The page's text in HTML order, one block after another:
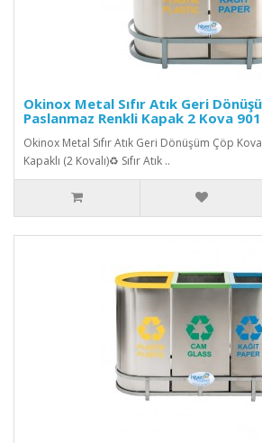
Okinox Metal Sıfır Atık Geri
Paslanmaz Renkli Kapak 2 Kova
Okinox Metal Sıfır Atık Geri Dönüşüm Çöp
Kapaklı (2 Kovalı)♻️ Sıfır Atık ..